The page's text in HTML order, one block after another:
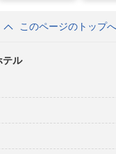
このページのトップへ
ル